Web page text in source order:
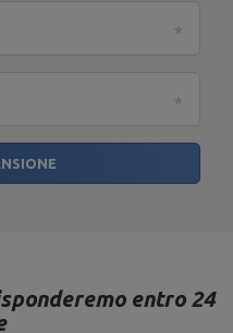
entro 24